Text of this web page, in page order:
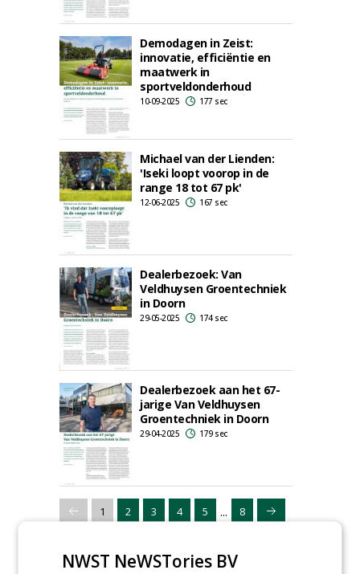
Demodagen in Zeist:
innovatie, efficiëntie en
maatwerk in
sportveldonderhoud
10-09-2025 177 sec
Michael van der Lienden:
'Iseki loopt voorop in de
range 18 tot 67 pk'
12-06-2025 167 sec
Dealerbezoek: Van
Veldhuysen Groentechniek
in Doorn
29-05-2025 174 sec
Dealerbezoek aan het 67-
jarige Van Veldhuysen
Groentechniek in Doorn
29-04-2025 179 sec
1 2 3 4 5 ... 8
NWST NeWSTories BV